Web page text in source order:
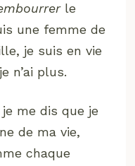
le
une femme de
je suis en vie
n’ai plus.
me dis que je
de ma vie,
chaque